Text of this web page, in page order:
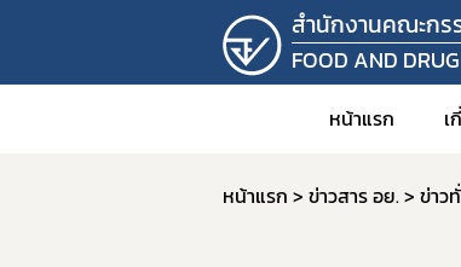
สำนักงานคณะกร
FOOD AND
หน้าแรก เ
หน้าแรก ข่าวสาร อย. ข่าว